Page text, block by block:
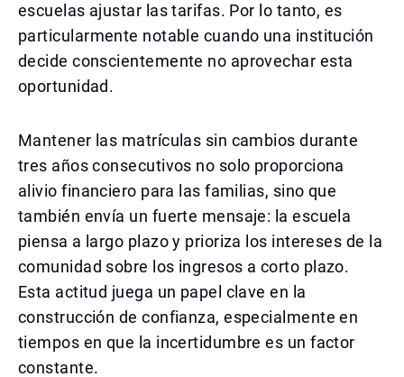
escuelas ajustar las tarifas. Por lo tanto, es
particularmente notable cuando una institución
decide conscientemente no aprovechar esta
oportunidad.
Mantener las matrículas sin cambios durante
tres años consecutivos no solo proporciona
alivio financiero para las familias, sino que
también envía un fuerte mensaje: la escuela
piensa a largo plazo y prioriza los intereses de la
comunidad sobre los ingresos a corto plazo.
Esta actitud juega un papel clave en la
construcción de confianza, especialmente en
tiempos en que la incertidumbre es un factor
constante.